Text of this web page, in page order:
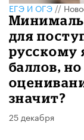
ЕГЭ И ОГЭ//
для
русскому
баллов,
значит?
25 декабря